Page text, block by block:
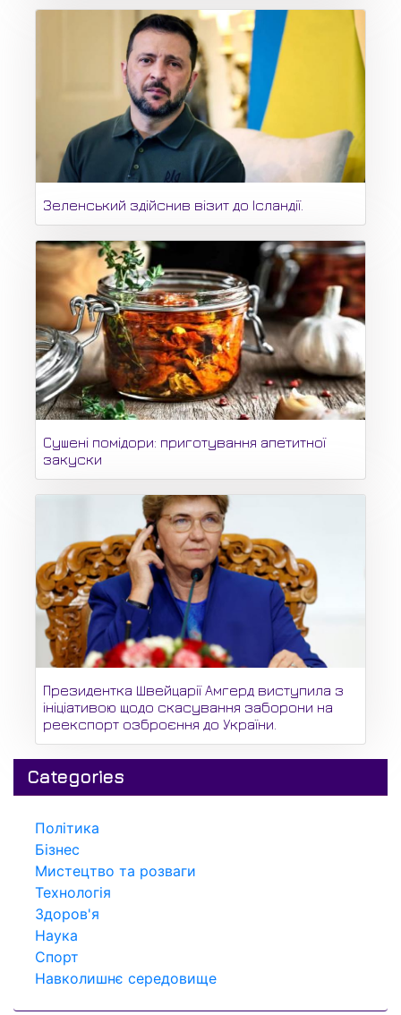
Зеленський здійснив візит до Ісландії.
Сушені помідори: приготування апетитної
закуски
Президентка Швейцарії Амгерд виступила з
ініціативою щодо скасування заборони на
реекспорт озброєння до України.
Categories
Політика
Бізнес
Мистецтво та розваги
Технологія
Здоров'я
Наука
Спорт
Навколишнє середовище